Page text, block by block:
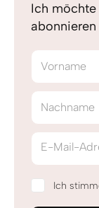
Ich möchte
abonnieren
Vorname
Nachname
E-Mail-
Ich